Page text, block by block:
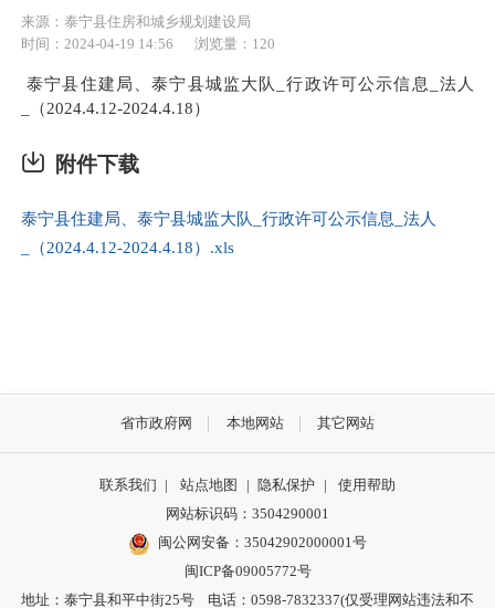
来源：泰宁县住房和城乡规划建设局
时间：2024-04-19 14:56
浏览量：120
泰宁县住建局、泰宁县城监大队_行政许可公示信息_法人
_（2024.4.12-2024.4.18）
附件下载
泰宁县住建局、泰宁县城监大队_行政许可公示信息_法人
_（2024.4.12-2024.4.18）.xls
省市政府网 本地网站 其它网站
联系我们 | 站点地图 | 隐私保护 |
使用帮助
网站标识码：3504290001
闽公网安备：35042902000001号
闽ICP备09005772号
地址：泰宁县和平中街25号 电话：0598-7832337(仅受理网站违法和不